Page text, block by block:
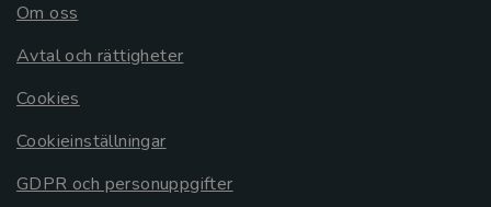
Om oss
Avtal och rättigheter
Cookies
Cookieinställningar
GDPR och personuppgifter